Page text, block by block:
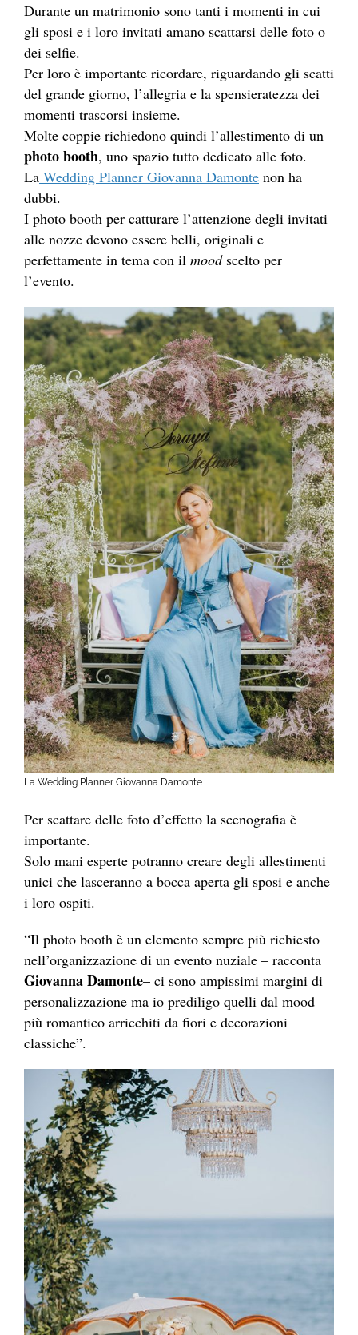
Durante un matrimonio sono tanti i momenti in cui
gli sposi e i loro invitati amano scattarsi delle foto o
dei selfie.
Per loro è importante ricordare, riguardando gli scatti
del grande giorno, l’allegria e la spensieratezza dei
momenti trascorsi insieme.
Molte coppie richiedono quindi l’allestimento di un
photo booth, uno spazio tutto dedicato alle foto.
La Wedding Planner Giovanna Damonte non ha
dubbi.
I photo booth per catturare l’attenzione degli invitati
alle nozze devono essere belli, originali e
perfettamente in tema con il moodscelto per
l’evento.
La Wedding Planner Giovanna Damonte
Per scattare delle foto d’effetto la scenografia è
importante.
Solo mani esperte potranno creare degli allestimenti
unici che lasceranno a bocca aperta gli sposi e anche
i loro ospiti.
“Il photo booth è un elemento sempre più richiesto
nell’organizzazione di un evento nuziale – racconta
Giovanna Damonte– ci sono ampissimi margini di
personalizzazione ma io prediligo quelli dal mood
più romantico arricchiti da fiori e decorazioni
classiche”.